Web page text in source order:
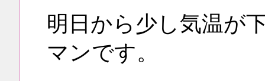
明日から少し気温が
マンです。